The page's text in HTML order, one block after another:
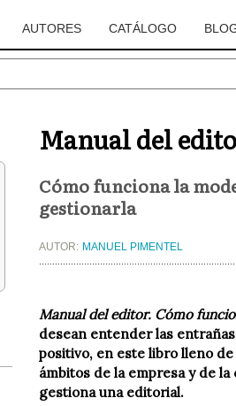
AUTORES CATÁLOGO
Manual del
Cómo funciona la
gestionarla
AUTOR: MANUEL PIMENTEL
Manual del editor. Cómo
desean entender las
positivo, en este libro lleno
ámbitos de la empresa y de
gestiona una editorial.